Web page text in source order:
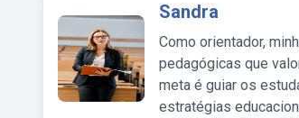
Sandra
Como orientador,
pedagógicas que
meta é guiar os
estratégias